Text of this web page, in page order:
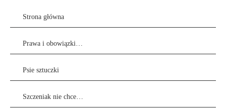
Strona główna
Prawa i obowiązki…
Psie sztuczki
Szczeniak nie chce…